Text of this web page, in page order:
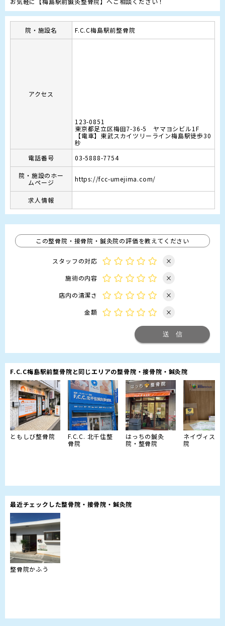
院・施設名 F.C.C梅島駅前整骨院
アクセス
123-0851
東京都足立区梅田7-36-5 ヤマヨシビル1F
【電車】東武スカイツリーライン梅島駅徒歩30
秒
電話番号
03-5888-7754
院・施設のホー
ムページ
https://fcc-umejima.com/
求人情報
この整骨院・接骨院・鍼灸院の評価を教えてください
スタッフの対応
×
施術の内容
×
店内の清潔さ
×
金額
×
F.C.C梅島駅前整骨院と同じエリアの整骨院・接骨院・鍼灸院
ともしび整骨院
F.C.C. 北千住整
骨院
はっちの鍼灸
院・整骨院
ネイヴィス整
院
最近チェックした整骨院・接骨院・鍼灸院
整骨院かふう